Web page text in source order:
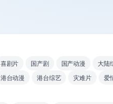
喜剧片 国产剧 国产动漫 大陆
港台动漫 港台综艺 灾难片 爱